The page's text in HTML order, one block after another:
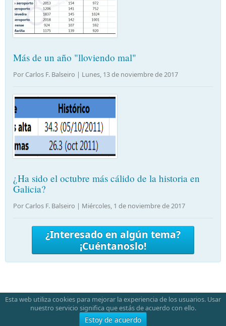
Más de un año "lloviendo mal"
Por Carlos F. Balseiro | Lunes, 13 de noviembre de 2017
¿Ha sido el octubre más cálido de la historia en
Galicia?
Por Carlos F. Balseiro | Miércoles, 1 de noviembre de 2017
¿Interesado en algún tema?
¡Cuéntanoslo!
Esta web utiliza cookies para mejorar la experiencia de los usuarios. Usar
nuestro servicio significa que estás de acuerdo con ello.
Estoy de acuerdo